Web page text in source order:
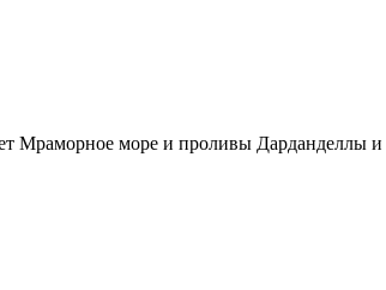
Мраморное море и проливы Дарданделлы